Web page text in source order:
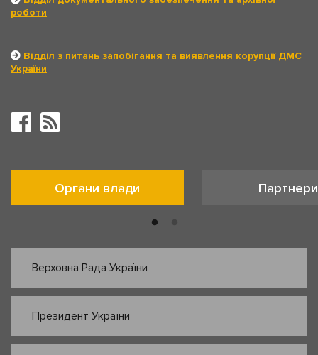
роботи
Відділ з питань запобігання та виявлення корупції ДМС
України
Органи влади Партнери
Верховна Рада України
Президент України